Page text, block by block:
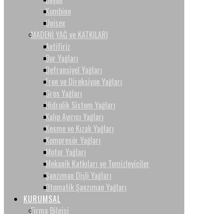
Kombine
Unisex
MADENİ YAĞ ve KATKILARI
Antifiriz
Bor Yağları
Defransiyel Yağları
Fren ve Direksiyon Yağları
Gres Yağları
Hidrolik Sistem Yağları
Kalıp Ayırıcı Yağları
Kesme ve Kızak Yağları
Kompresör Yağları
Motor Yağları
Mekanik Katkıları ve Temizleyiciler
Şanzıman Dişli Yağları
Otomatik Şanzıman Yağları
KURUMSAL
Firma Bilgisi